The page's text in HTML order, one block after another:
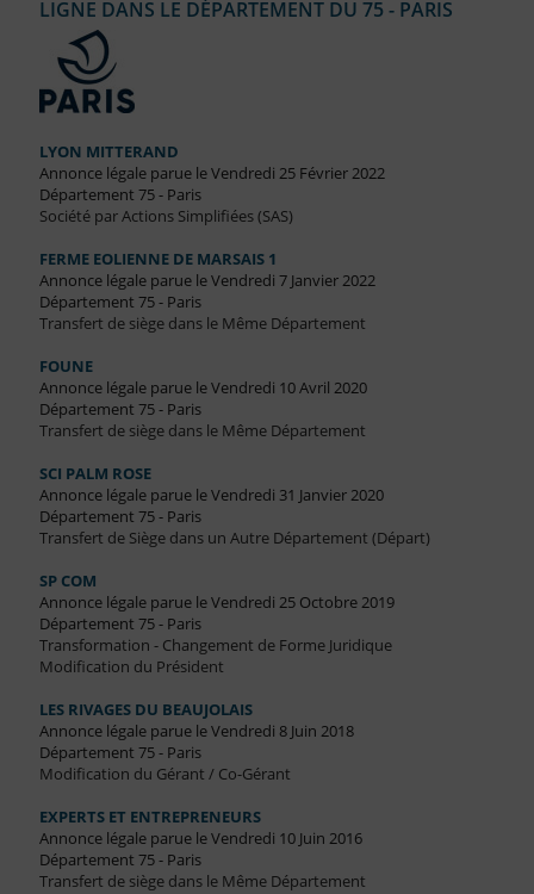
LIGNE DANS LE DÉPARTEMENT DU 75 - PARIS
LYON MITTERAND
Annonce légale parue le Vendredi 25 Février 2022
Département 75 - Paris
Société par Actions Simplifiées (SAS)
FERME EOLIENNE DE MARSAIS 1
Annonce légale parue le Vendredi 7 Janvier 2022
Département 75 - Paris
Transfert de siège dans le Même Département
FOUNE
Annonce légale parue le Vendredi 10 Avril 2020
Département 75 - Paris
Transfert de siège dans le Même Département
SCI PALM ROSE
Annonce légale parue le Vendredi 31 Janvier 2020
Département 75 - Paris
Transfert de Siège dans un Autre Département (Départ)
SP COM
Annonce légale parue le Vendredi 25 Octobre 2019
Département 75 - Paris
Transformation - Changement de Forme Juridique
Modification du Président
LES RIVAGES DU BEAUJOLAIS
Annonce légale parue le Vendredi 8 Juin 2018
Département 75 - Paris
Modification du Gérant / Co-Gérant
EXPERTS ET ENTREPRENEURS
Annonce légale parue le Vendredi 10 Juin 2016
Département 75 - Paris
Transfert de siège dans le Même Département